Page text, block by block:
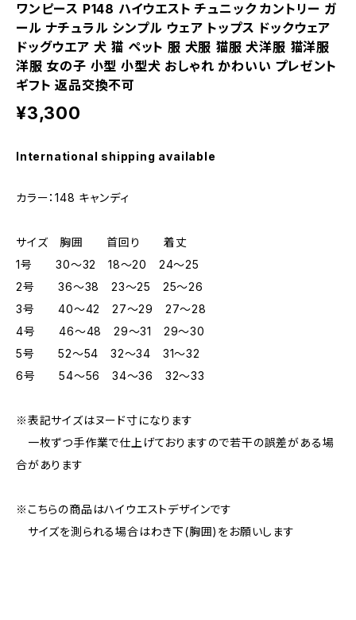
ワンピース P148 ハイウエスト チュニック カントリー ガ
ール ナチュラル シンプル ウェア トップス ドックウェア
ドッグウエア 犬 猫 ペット 服 犬服 猫服 犬洋服 猫洋服
洋服 女の子 小型 小型犬 おしゃれ かわいい プレゼント
ギフト 返品交換不可
¥3,300
International shipping available
カラー：148 キャンディ
サイズ 胸囲 首回り 着丈
1号 30～32 18～20 24～25
2号 36～38 23～25 25～26
3号 40～42 27～29 27～28
4号 46～48 29～31 29～30
5号 52～54 32～34 31～32
6号 54～56 34～36 32～33
※表記サイズはヌード寸になります
一枚ずつ手作業で仕上げておりますので若干の誤差がある場
合があります
※こちらの商品はハイウエストデザインです
サイズを測られる場合はわき下(胸囲)をお願いします